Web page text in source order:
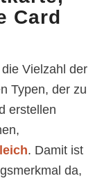
Card
Vielzahl der
Typen, der zu
erstellen
. Damit ist
da,